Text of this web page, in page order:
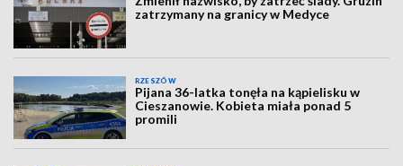
zatrzymany na granicy w Medyce
RZESZÓW
Pijana 36-latka tonęła na kąpielisku w
Cieszanowie. Kobieta miała ponad 5
promili